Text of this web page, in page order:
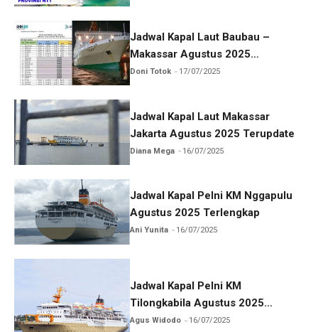
Jadwal Kapal Laut Baubau –
Makassar Agustus 2025
Terlengkap
Doni Totok 17/07/2025
Jadwal Kapal Laut Makassar
Jakarta Agustus 2025 Terupdate
Diana Mega 16/07/2025
Jadwal Kapal Pelni KM Nggapulu
Agustus 2025 Terlengkap
Ani Yunita 16/07/2025
Jadwal Kapal Pelni KM
Tilongkabila Agustus 2025
Terbaru
Agus Widodo 16/07/2025